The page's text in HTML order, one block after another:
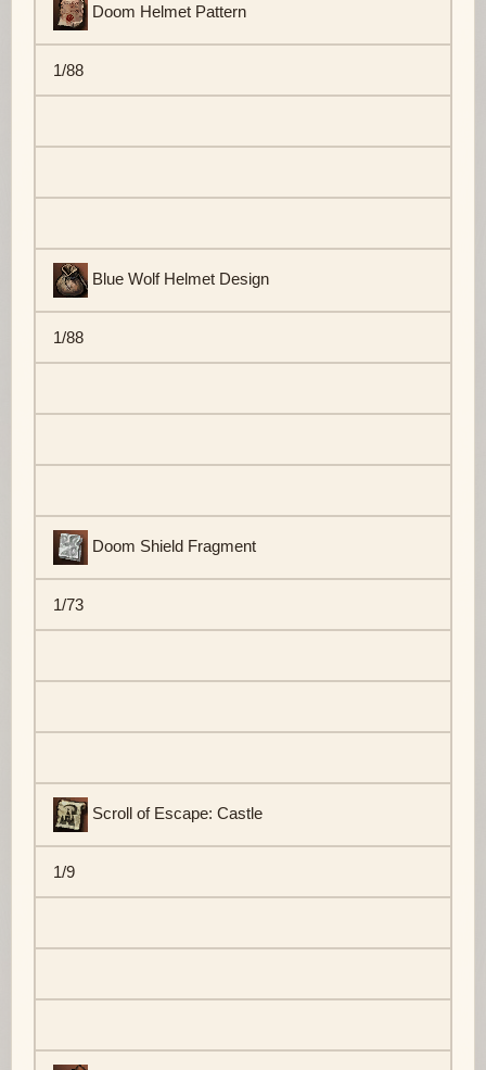
Doom Helmet Pattern
1/88
Blue Wolf Helmet Design
1/88
Doom Shield Fragment
1/73
Scroll of Escape: Castle
1/9